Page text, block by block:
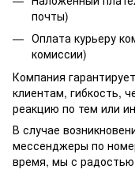
почты)
Оплата курьеру
комиссии)
Компания
клиентам, гибкость,
реакцию по тем или
В случае
мессенджеры по
время, мы с радостью